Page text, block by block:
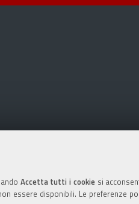
Accetta tutti i cookiesi
essere disponibili. Le preferenze